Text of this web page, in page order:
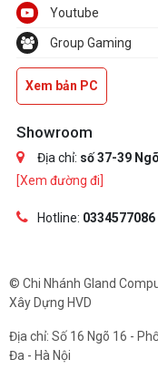
OS
- Microsoft
Youtube
Group Gaming
Xem bản PC
Showroom
Địa chỉ: số 37-39
[Xem đường đi]
Hotline: 0334577086
© Chi Nhánh Gland
Xây Dựng HVD
Địa chỉ: Số 16 Ngõ 16 -
Đa - Hà Nội